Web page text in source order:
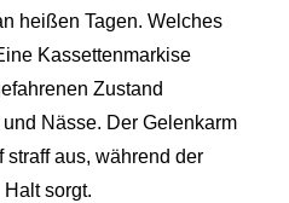
heißen Tagen. Welches
Kassettenmarkise
Zustand
Nässe. Der Gelenkarm
straff aus, während der
sorgt.